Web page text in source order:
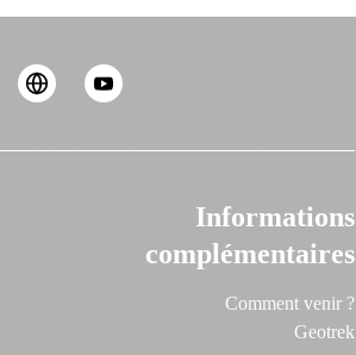
Informations
complémentaires
Comment venir ?
Geotrek